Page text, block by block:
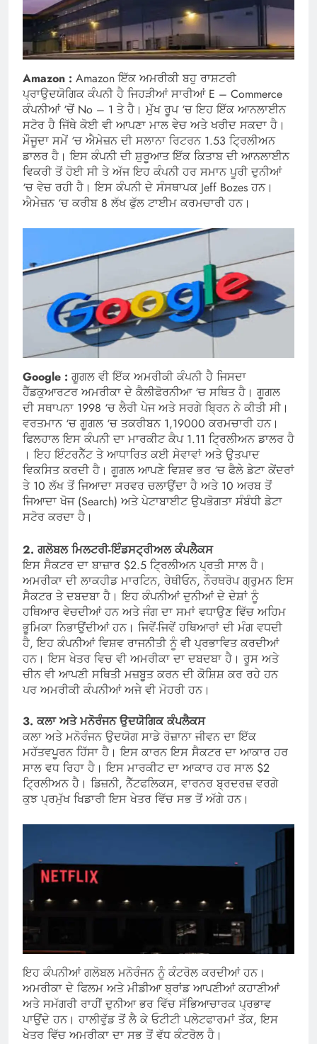
Amazon : Amazon ਇੱਕ ਅਮਰੀਕੀ ਬਹੁ ਰਾਸ਼ਟਰੀ
ਪ੍ਰਾਉਦਯੋਗਿਕ ਕੰਪਨੀ ਹੈ ਜਿਹੜੀਆਂ ਸਾਰੀਆਂ E – Commerce
ਕੰਪਨੀਆਂ ‘ਚੋਂ No – 1 ਤੇ ਹੈ। ਮੁੱਖ ਰੂਪ ‘ਚ ਇਹ ਇੱਕ ਆਨਲਾਈਨ
ਸਟੋਰ ਹੈ ਜਿੱਥੇ ਕੋਈ ਵੀ ਆਪਣਾ ਮਾਲ ਵੇਚ ਅਤੇ ਖਰੀਦ ਸਕਦਾ ਹੈ।
ਮੌਜੂਦਾ ਸਮੇਂ ‘ਚ ਐਮੇਜ਼ਨ ਦੀ ਸਲਾਨਾ ਰਿਟਰਨ 1.53 ਟ੍ਰਿਲੀਅਨ
ਡਾਲਰ ਹੈ। ਇਸ ਕੰਪਨੀ ਦੀ ਸ਼ੁਰੂਆਤ ਇੱਕ ਕਿਤਾਬ ਦੀ ਆਨਲਾਈਨ
ਵਿਕਰੀ ਤੋਂ ਹੋਈ ਸੀ ਤੇ ਅੱਜ ਇਹ ਕੰਪਨੀ ਹਰ ਸਮਾਨ ਪੂਰੀ ਦੁਨੀਆਂ
‘ਚ ਵੇਚ ਰਹੀ ਹੈ। ਇਸ ਕੰਪਨੀ ਦੇ ਸੰਸਥਾਪਕ Jeff Bozes ਹਨ।
ਐਮੇਜ਼ਨ ‘ਚ ਕਰੀਬ 8 ਲੱਖ ਫੁੱਲ ਟਾਈਮ ਕਰਮਚਾਰੀ ਹਨ।
Google : ਗੂਗਲ ਵੀ ਇੱਕ ਅਮਰੀਕੀ ਕੰਪਨੀ ਹੈ ਜਿਸਦਾ
ਹੈੱਡਕੁਆਰਟਰ ਅਮਰੀਕਾ ਦੇ ਕੈਲੀਫੋਰਨੀਆ ‘ਚ ਸਥਿਤ ਹੈ। ਗੂਗਲ
ਦੀ ਸਥਾਪਨਾ 1998 ‘ਚ ਲੈਰੀ ਪੇਜ ਅਤੇ ਸਰਗੇ ਬ੍ਰਿਨ ਨੇ ਕੀਤੀ ਸੀ।
ਵਰਤਮਾਨ ‘ਚ ਗੂਗਲ ‘ਚ ਤਕਰੀਬਨ 1,19000 ਕਰਮਚਾਰੀ ਹਨ।
ਫਿਲਹਾਲ ਇਸ ਕੰਪਨੀ ਦਾ ਮਾਰਕੀਟ ਕੈਪ 1.11 ਟ੍ਰਿਲੀਅਨ ਡਾਲਰ ਹੈ
। ਇਹ ਇੰਟਰਨੈੱਟ ਤੇ ਆਧਾਰਿਤ ਕਈ ਸੇਵਾਵਾਂ ਅਤੇ ਉਤਪਾਦ
ਵਿਕਸਿਤ ਕਰਦੀ ਹੈ। ਗੂਗਲ ਆਪਣੇ ਵਿਸ਼ਵ ਭਰ ‘ਚ ਫੈਲੇ ਡੇਟਾ ਕੇਂਦਰਾਂ
ਤੇ 10 ਲੱਖ ਤੋਂ ਜਿਆਦਾ ਸਰਵਰ ਚਲਾਉਂਦਾ ਹੈ ਅਤੇ 10 ਅਰਬ ਤੋਂ
ਜਿਆਦਾ ਖੋਜ (Search) ਅਤੇ ਪੇਟਾਬਾਈਟ ਉਪਭੋਗਤਾ ਸੰਬੰਧੀ ਡੇਟਾ
ਸਟੋਰ ਕਰਦਾ ਹੈ।
2. ਗਲੋਬਲ ਮਿਲਟਰੀ-ਇੰਡਸਟ੍ਰੀਅਲ ਕੰਪਲੈਕਸ
ਇਸ ਸੈਕਟਰ ਦਾ ਬਾਜ਼ਾਰ $2.5 ਟ੍ਰਿਲੀਅਨ ਪ੍ਰਤੀ ਸਾਲ ਹੈ।
ਅਮਰੀਕਾ ਦੀ ਲਾਕਹੀਡ ਮਾਰਟਿਨ, ਰੇਥੀਓਨ, ਨੌਰਥਰੋਪ ਗ੍ਰੁਮਨ ਇਸ
ਸੈਕਟਰ ਤੇ ਦਬਦਬਾ ਹੈ। ਇਹ ਕੰਪਨੀਆਂ ਦੁਨੀਆਂ ਦੇ ਦੇਸ਼ਾਂ ਨੂੰ
ਹਥਿਆਰ ਵੇਚਦੀਆਂ ਹਨ ਅਤੇ ਜੰਗ ਦਾ ਸਮਾਂ ਵਧਾਉਣ ਵਿੱਚ ਅਹਿਮ
ਭੂਮਿਕਾ ਨਿਭਾਉਂਦੀਆਂ ਹਨ। ਜਿਵੇਂ-ਜਿਵੇਂ ਹਥਿਆਰਾਂ ਦੀ ਮੰਗ ਵਧਦੀ
ਹੈ, ਇਹ ਕੰਪਨੀਆਂ ਵਿਸ਼ਵ ਰਾਜਨੀਤੀ ਨੂੰ ਵੀ ਪ੍ਰਭਾਵਿਤ ਕਰਦੀਆਂ
ਹਨ। ਇਸ ਖੇਤਰ ਵਿਚ ਵੀ ਅਮਰੀਕਾ ਦਾ ਦਬਦਬਾ ਹੈ। ਰੂਸ ਅਤੇ
ਚੀਨ ਵੀ ਆਪਣੀ ਸਥਿਤੀ ਮਜ਼ਬੂਤ ​​ਕਰਨ ਦੀ ਕੋਸ਼ਿਸ਼ ਕਰ ਰਹੇ ਹਨ
ਪਰ ਅਮਰੀਕੀ ਕੰਪਨੀਆਂ ਅਜੇ ਵੀ ਮੋਹਰੀ ਹਨ।
3. ਕਲਾ ਅਤੇ ਮਨੋਰੰਜਨ ਉਦਯੋਗਿਕ ਕੰਪਲੈਕਸ
ਕਲਾ ਅਤੇ ਮਨੋਰੰਜਨ ਉਦਯੋਗ ਸਾਡੇ ਰੋਜ਼ਾਨਾ ਜੀਵਨ ਦਾ ਇੱਕ
ਮਹੱਤਵਪੂਰਨ ਹਿੱਸਾ ਹੈ। ਇਸ ਕਾਰਨ ਇਸ ਸੈਕਟਰ ਦਾ ਆਕਾਰ ਹਰ
ਸਾਲ ਵਧ ਰਿਹਾ ਹੈ। ਇਸ ਮਾਰਕੀਟ ਦਾ ਆਕਾਰ ਹਰ ਸਾਲ $2
ਟ੍ਰਿਲੀਅਨ ਹੈ। ਡਿਜ਼ਨੀ, ਨੈੱਟਫਲਿਕਸ, ਵਾਰਨਰ ਬ੍ਰਦਰਜ਼ ਵਰਗੇ
ਕੁਝ ਪ੍ਰਮੁੱਖ ਖਿਡਾਰੀ ਇਸ ਖੇਤਰ ਵਿੱਚ ਸਭ ਤੋਂ ਅੱਗੇ ਹਨ।
ਇਹ ਕੰਪਨੀਆਂ ਗਲੋਬਲ ਮਨੋਰੰਜਨ ਨੂੰ ਕੰਟਰੋਲ ਕਰਦੀਆਂ ਹਨ।
ਅਮਰੀਕਾ ਦੇ ਫਿਲਮ ਅਤੇ ਮੀਡੀਆ ਬ੍ਰਾਂਡ ਆਪਣੀਆਂ ਕਹਾਣੀਆਂ
ਅਤੇ ਸਮੱਗਰੀ ਰਾਹੀਂ ਦੁਨੀਆ ਭਰ ਵਿੱਚ ਸੱਭਿਆਚਾਰਕ ਪ੍ਰਭਾਵ
ਪਾਉਂਦੇ ਹਨ। ਹਾਲੀਵੁੱਡ ਤੋਂ ਲੈ ਕੇ ਓਟੀਟੀ ਪਲੇਟਫਾਰਮਾਂ ਤੱਕ, ਇਸ
ਖੇਤਰ ਵਿੱਚ ਅਮਰੀਕਾ ਦਾ ਸਭ ਤੋਂ ਵੱਧ ਕੰਟਰੋਲ ਹੈ।